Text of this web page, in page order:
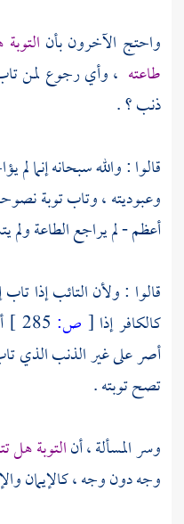
واحتج الآخرون بأن
طاعته ، وأي رجوع لمن
ذنب ؟ .
قالوا : والله سبحانه إنما
وعبوديته ، وتاب توبة
أعظم - لم يراجع الطاعة
قالوا : ولأن التائب إذا
كالكافر إذا [ ص:
أصر على غير الذنب الذي
تصح توبته .
وسر المسألة ، أنالتوبة هل
وجه دون وجه ، كالإيمان